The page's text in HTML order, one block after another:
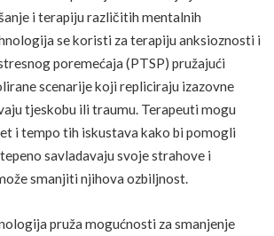
i terapiju različitih mentalnih
se koristi za terapiju anksioznosti i
poremećaja (PTSP) pružajući
scenarije koji repliciraju izazovne
tjeskobu ili traumu. Terapeuti mogu
i tempo tih iskustava kako bi pomogli
savladavaju svoje strahove i
smanjiti njihova ozbiljnost.
pruža mogućnosti za smanjenje